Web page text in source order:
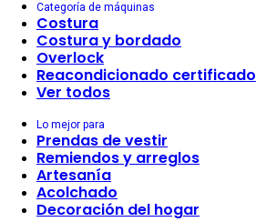
Categoría de máquinas
Costura
Costura y bordado
Overlock
Reacondicionado certificado
Ver todos
Lo mejor para
Prendas de vestir
Remiendos y arreglos
Artesanía
Acolchado
Decoración del hogar